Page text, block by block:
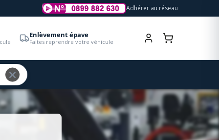
Adhérer au réseau
Enlèvement épave
Faites reprendre votre véhicule